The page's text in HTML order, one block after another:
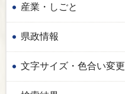
産業・しごと
県政情報
文字サイズ・色合い変更